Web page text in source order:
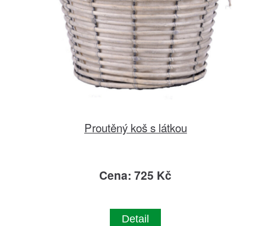
Proutěný koš s látkou
Cena: 725 Kč
Detail